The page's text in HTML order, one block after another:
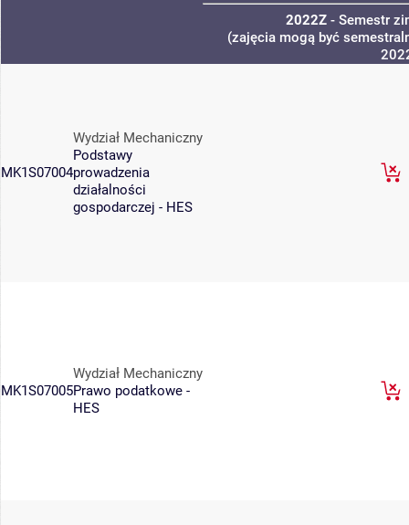
2022Z - Semestr
(zajęcia mogą być
MK1S07004
Wydział Mechaniczny
Podstawy
prowadzenia
działalności
gospodarczej - HES
MK1S07005
Wydział Mechaniczny
Prawo podatkowe -
HES